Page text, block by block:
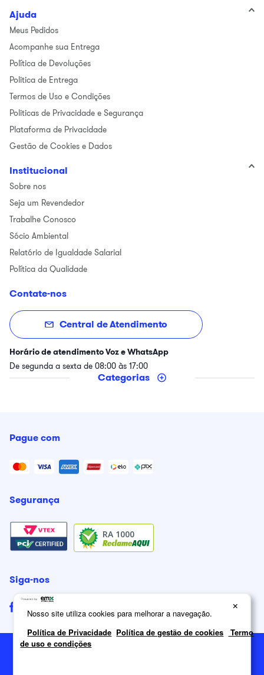
Ajuda
Meus Pedidos
Acompanhe sua Entrega
Política de Devoluções
Politica de Entrega
Termos de Uso e Condições
Politicas de Privacidade e Segurança
Plataforma de Privacidade
Gestão de Cookies e Dados
Institucional
Sobre nos
Seja um Revendedor
Trabalhe Conosco
Sócio Ambiental
Relatório de Igualdade Salarial
Política da Qualidade
Contate-nos
Central de Atendimento
Horário de atendimento Voz e WhatsApp
De segunda a sexta de 08:00 às 17:00
Categorias
Pague com
Segurança
RA 1000
Siga-nos
×
Nosso site utiliza cookies para melhorar a navegação.
Política de Privacidade Política de gestão de cookies
Termo
de uso e condições